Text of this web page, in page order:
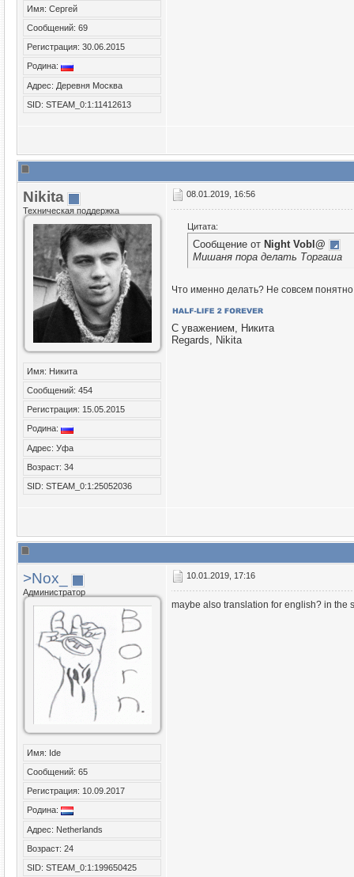
Имя: Сергей
Сообщений: 69
Регистрация: 30.06.2015
Родина:
Адрес: Деревня Москва
SID: STEAM_0:1:11412613
Nikita
Техническая поддержка
Имя: Никита
Сообщений: 454
Регистрация: 15.05.2015
Родина:
Адрес: Уфа
Возраст: 34
SID: STEAM_0:1:25052036
08.01.2019, 16:56
Цитата:
Сообщение от Night Vobl@
Мишаня пора делать Торгаша
Что именно делать? Не совсем
С уважением, Никита
Regards, Nikita
>Nox_
Администратор
Имя: Ide
Сообщений: 65
Регистрация: 10.09.2017
Родина:
Адрес: Netherlands
Возраст: 24
SID: STEAM_0:1:199650425
10.01.2019, 17:16
maybe also translation for english? in the